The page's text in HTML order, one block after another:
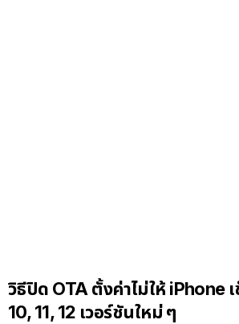
วิธีปิด OTA ตั้งค่าไม่ให้ iPhone
10, 11, 12 เวอร์ชันใหม่ ๆ